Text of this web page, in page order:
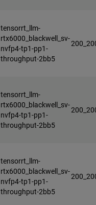
tensorrt_llm-
rtx6000_blackwell_sv-
nvfp4-tp1-pp1-
throughput-2bb5
tensorrt_llm-
rtx6000_blackwell_sv-
nvfp4-tp1-pp1-
throughput-2bb5
tensorrt_llm-
rtx6000_blackwell_sv-
nvfp4-tp1-pp1-
throughput-2bb5